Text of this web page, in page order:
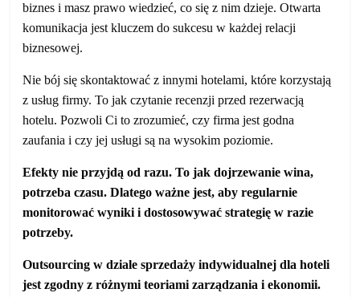
biznes i masz prawo wiedzieć, co się z nim dzieje. Otwarta
komunikacja jest kluczem do sukcesu w każdej relacji
biznesowej.
Nie bój się skontaktować z innymi hotelami, które korzystają
z usług firmy. To jak czytanie recenzji przed rezerwacją
hotelu. Pozwoli Ci to zrozumieć, czy firma jest godna
zaufania i czy jej usługi są na wysokim poziomie.
Efekty nie przyjdą od razu. To jak dojrzewanie wina,
potrzeba czasu. Dlatego ważne jest, aby regularnie
monitorować wyniki i dostosowywać strategię w razie
potrzeby.
Outsourcing w dziale sprzedaży indywidualnej dla hoteli
jest zgodny z różnymi teoriami zarządzania i ekonomii.